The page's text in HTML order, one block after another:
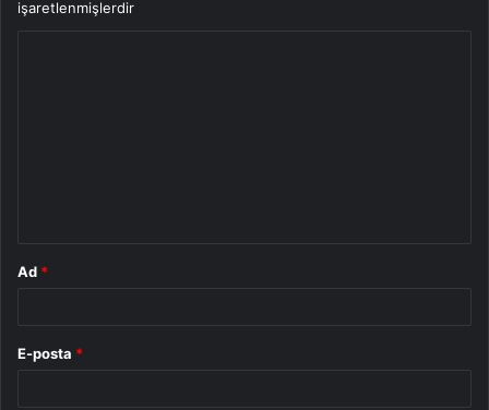
işaretlenmişlerdir
Ad *
E-posta *